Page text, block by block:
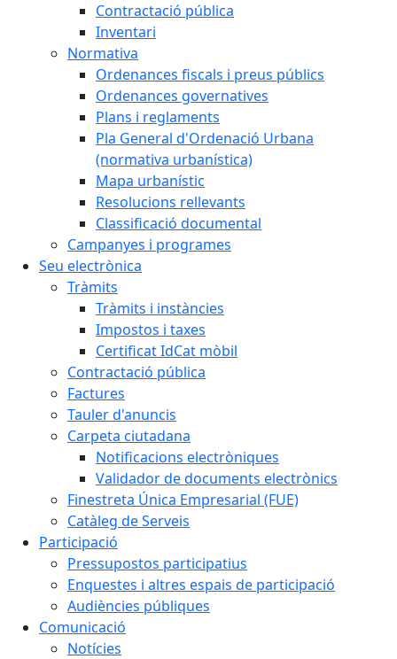
Contractació pública
Inventari
Normativa
Ordenances fiscals i preus públics
Ordenances governatives
Plans i reglaments
Pla General d'Ordenació Urbana
(normativa urbanística)
Mapa urbanístic
Resolucions rellevants
Classificació documental
Campanyes i programes
Seu electrònica
Tràmits
Tràmits i instàncies
Impostos i taxes
Certificat IdCat mòbil
Contractació pública
Factures
Tauler d'anuncis
Carpeta ciutadana
Notificacions electròniques
Validador de documents electrònics
Finestreta Única Empresarial (FUE)
Catàleg de Serveis
Participació
Pressupostos participatius
Enquestes i altres espais de participació
Audiències públiques
Comunicació
Notícies